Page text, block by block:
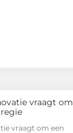
vraagt om
vraagt om een